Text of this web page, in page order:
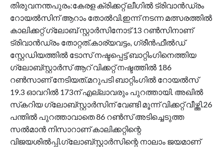
തിരുവനന്തപുരം:കേരള ക്രിക്കറ്റ് ലീഗില്‍ ട്രിവാന്‍ഡ്രം
റോയല്‍സിന് ആറാം തോല്‍വി.ഇന്ന് നടന്ന മത്സരത്തില്‍
കാലിക്കറ്റ് ഗ്ലോബ് സ്റ്റാര്‍സിനോട് 13 റണ്‍സിനാണ്
ട്രിവാന്‍ഡ്രം തോറ്റത്.കാര്യവട്ടം, ഗ്രീന്‍ഫീല്‍ഡ്
സ്റ്റേഡിയത്തില്‍ ടോസ് നഷ്ടപ്പെട്ട് ബാറ്റിംഗിനെത്തിയ
ഗ്ലോബ്സ്റ്റാര്‍സ് ആറ് വിക്കറ്റ് നഷ്ടത്തില്‍ 186
റണ്‍സാണ് നേടിയത്.മറുപടി ബാറ്റിംഗില്‍ റോയല്‍സ്
19.3 ഓവറില്‍ 173ന് എല്ലാവരും പുറത്തായി. അഖില്‍
സ്‌കറിയ ഗ്ലോബ്സ്റ്റാര്‍സിന് വേണ്ടി മൂന്ന് വിക്കറ്റ് വീഴ്ത്തി.26
പന്തില്‍ പുറത്താവാതെ 86 റണ്‍സ് അടിച്ചെടുത്ത
സല്‍മാന്‍ നിസാറാണ് കാലിക്കറ്റിന്റെ
വിജയശില്‍പ്പി.ഗ്ലോബ്സ്റ്റാര്‍സിന്റെ നാലാം ജയമാണ്